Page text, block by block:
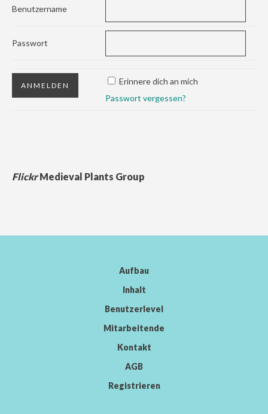
Benutzername
Passwort
Erinnere dich an mich
Passwort vergessen?
FlickrMedieval Plants Group
Aufbau
Inhalt
Benutzerlevel
Mitarbeitende
Kontakt
AGB
Registrieren